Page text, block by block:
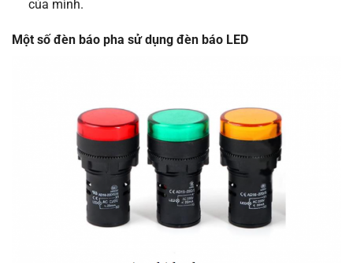
của mình.
Một số đèn báo pha sử dụng đèn báo LED